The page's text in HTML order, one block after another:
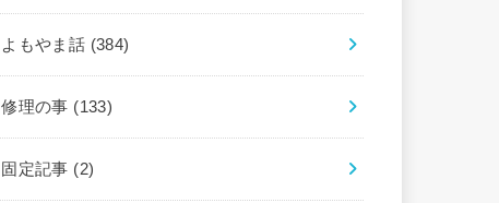
よもやま話 (384)
修理の事 (133)
固定記事 (2)